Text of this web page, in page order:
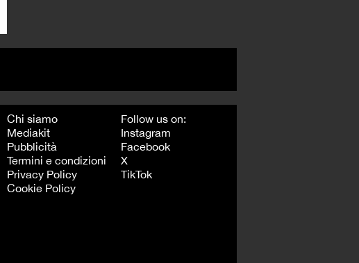
Chi siamo
Mediakit
Pubblicità
Termini e condizioni
Privacy Policy
Cookie Policy
Follow us on:
Instagram
Facebook
X
TikTok